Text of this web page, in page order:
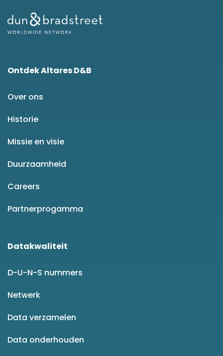
Ontdek Altares D&B
Over ons
Historie
Missie en visie
Duurzaamheid
Careers
Partnerprogamma
Datakwaliteit
D-U-N-S nummers
Netwerk
Data verzamelen
Data onderhouden